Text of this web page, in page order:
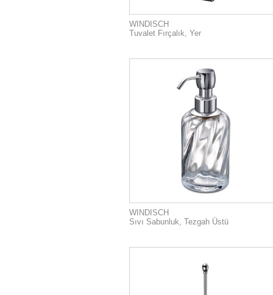
WINDISCH
Tuvalet Fırçalık, Yer
WINDISCH
Sıvı Sabunluk, Tezgah Üstü